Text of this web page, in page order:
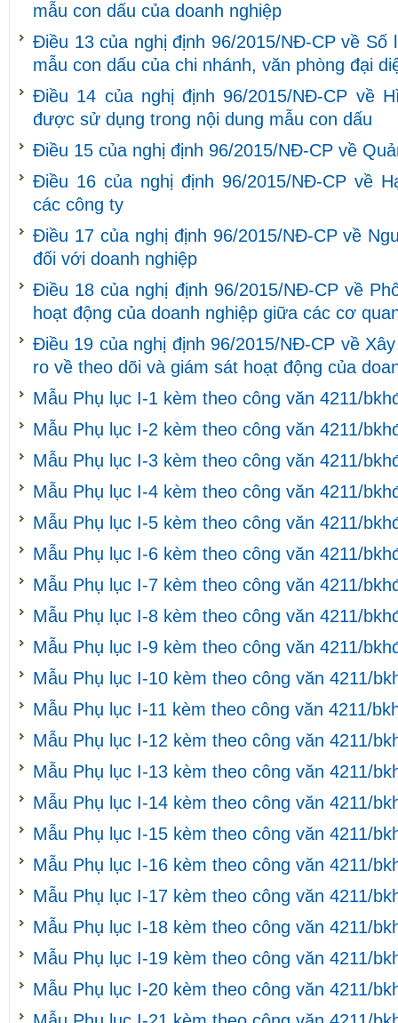
mẫu con dấu của doanh nghiệp
Điều 13 của nghị định 96/2015/NĐ-CP về
mẫu con dấu của chi nhánh, văn phòng đại
Điều 14 của nghị định 96/2015/NĐ-CP về
được sử dụng trong nội dung mẫu con dấu
Điều 15 của nghị định 96/2015/NĐ-CP về
Điều 16 của nghị định 96/2015/NĐ-CP về
các công ty
Điều 17 của nghị định 96/2015/NĐ-CP về
đối với doanh nghiệp
Điều 18 của nghị định 96/2015/NĐ-CP về
hoạt động của doanh nghiệp giữa các cơ
Điều 19 của nghị định 96/2015/NĐ-CP về
ro về theo dõi và giám sát hoạt động của
Mẫu Phụ lục I-1 kèm theo công văn 4211/
Mẫu Phụ lục I-2 kèm theo công văn 4211/
Mẫu Phụ lục I-3 kèm theo công văn 4211/
Mẫu Phụ lục I-4 kèm theo công văn 4211/
Mẫu Phụ lục I-5 kèm theo công văn 4211/
Mẫu Phụ lục I-6 kèm theo công văn 4211/
Mẫu Phụ lục I-7 kèm theo công văn 4211/
Mẫu Phụ lục I-8 kèm theo công văn 4211/
Mẫu Phụ lục I-9 kèm theo công văn 4211/
Mẫu Phụ lục I-10 kèm theo công văn 4211/
Mẫu Phụ lục I-11 kèm theo công văn 4211/
Mẫu Phụ lục I-12 kèm theo công văn 4211/
Mẫu Phụ lục I-13 kèm theo công văn 4211/
Mẫu Phụ lục I-14 kèm theo công văn 4211/
Mẫu Phụ lục I-15 kèm theo công văn 4211/
Mẫu Phụ lục I-16 kèm theo công văn 4211/
Mẫu Phụ lục I-17 kèm theo công văn 4211/
Mẫu Phụ lục I-18 kèm theo công văn 4211/
Mẫu Phụ lục I-19 kèm theo công văn 4211/
Mẫu Phụ lục I-20 kèm theo công văn 4211/